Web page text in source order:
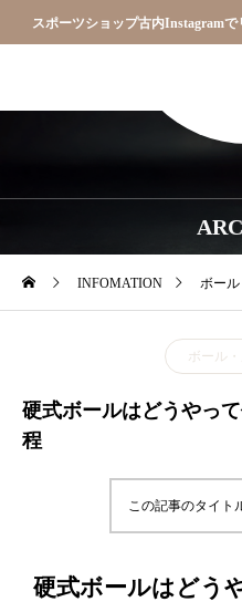
スポーツショップ古内Instagram
INFOMATION ボー
ボール
硬式ボールはどうやっ
程
この記事のタイト
硬式ボールはどう